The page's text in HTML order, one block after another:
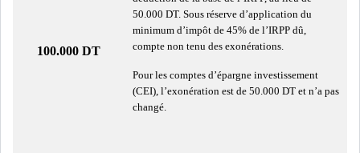
LOGISTIQUE ET
TRANSPORT
TOURSIME
100.000 DT
50.000 DT. Sous réserve d’application du
minimum d’impôt de 45% de l’IRPP dû,
compte non tenu des exonérations.
Pour les comptes d’épargne investissement
(CEI), l’exonération est de 50.000 DT et n’a pas
changé.